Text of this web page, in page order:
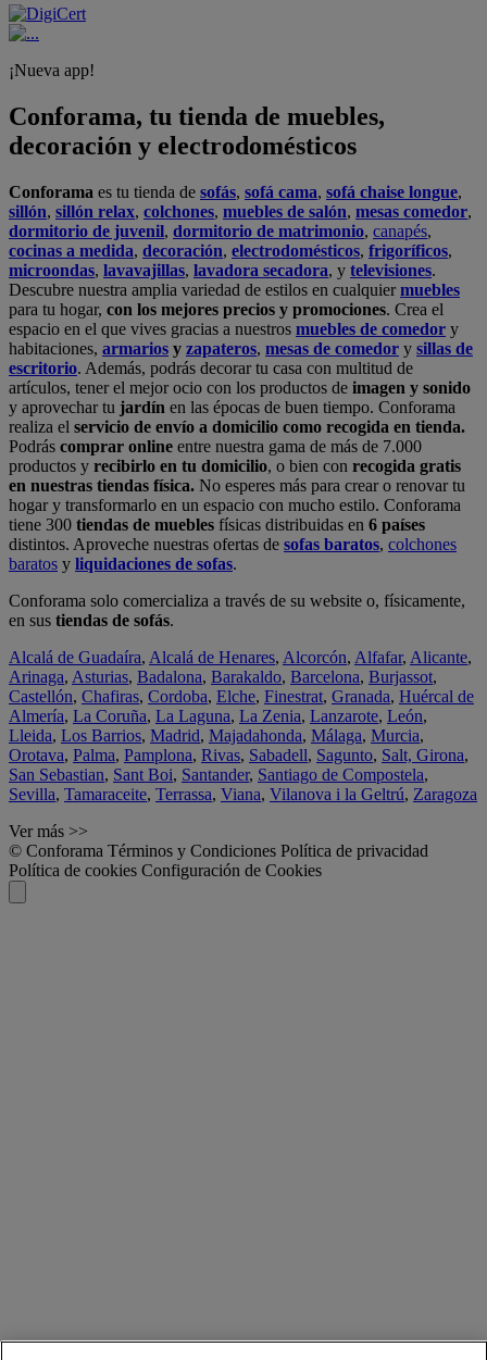
¡Nueva app!
Conforama, tu tienda de muebles,
decoración y electrodomésticos
Conforama es tu tienda de sofás, sofá cama, sofá chaise longue,
sillón, sillón relax, colchones, muebles de salón, mesas comedor,
dormitorio de juvenil, dormitorio de matrimonio, canapés,
cocinas a medida, decoración, electrodomésticos, frigoríficos,
microondas, lavavajillas, lavadora secadora, y televisiones.
Descubre nuestra amplia variedad de estilos en cualquiermuebles
para tu hogar, con los mejores precios y promociones. Crea el
espacio en el que vives gracias a nuestros muebles de comedor y
habitaciones, armarios y zapateros, mesas de comedor y sillas de
escritorio. Además, podrás decorar tu casa con multitud de
artículos, tener el mejor ocio con los productos de imagen y sonido
y aprovechar tu jardín en las épocas de buen tiempo. Conforama
realiza el servicio de envío a domicilio como recogida en tienda.
Podrás comprar online entre nuestra gama de más de 7.000
productos y recibirlo en tu domicilio, o bien con recogida gratis
en nuestras tiendas física. No esperes más para crear o renovar tu
hogar y transformarlo en un espacio con mucho estilo. Conforama
tiene 300 tiendas de muebles físicas distribuidas en 6 países
distintos. Aproveche nuestras ofertas de sofas baratos, colchones
baratos y liquidaciones de sofas.
Conforama solo comercializa a través de su website o, físicamente,
en sus tiendas de sofás.
Alcalá de Guadaíra, Alcalá de Henares, Alcorcón, Alfafar, Alicante,
Arinaga, Asturias, Badalona, Barakaldo, Barcelona, Burjassot,
Castellón, Chafiras, Cordoba, Elche, Finestrat, Granada, Huércal de
Almería, La Coruña, La Laguna, La Zenia, Lanzarote, León,
Lleida, Los Barrios, Madrid, Majadahonda, Málaga, Murcia,
Orotava, Palma, Pamplona, Rivas, Sabadell, Sagunto, Salt, Girona,
San Sebastian, Sant Boi, Santander, Santiago de Compostela,
Sevilla, Tamaraceite, Terrassa, Viana, Vilanova i la Geltrú, Zaragoza
Ver más >>
© Conforama Términos y Condiciones Política de privacidad
Política de cookies Configuración de Cookies